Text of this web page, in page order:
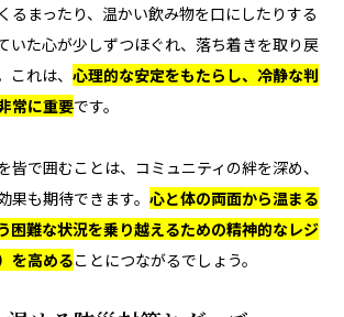
るまったり、温かい飲み物を口にしたりする
いた心が少しずつほぐれ、落ち着きを取り戻
れは、 心理的な安定をもたらし、冷静な判
常に重要です。
皆で囲むことは、コミュニティの絆を深め、
も期待できます。 心と体の両面から温まる
困難な状況を乗り越えるための精神的なレジ
を高めることにつながるでしょう。